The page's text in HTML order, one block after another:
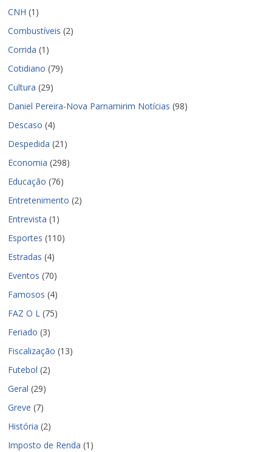
CNH (1)
Combustíveis (2)
Corrida (1)
Cotidiano (79)
Cultura (29)
Daniel Pereira-Nova Parnamirim Notícias (98)
Descaso (4)
Despedida (21)
Economia (298)
Educação (76)
Entretenimento (2)
Entrevista (1)
Esportes (110)
Estradas (4)
Eventos (70)
Famosos (4)
FAZ O L (75)
Feriado (3)
Fiscalização (13)
Futebol (2)
Geral (29)
Greve (7)
História (2)
Imposto de Renda (1)